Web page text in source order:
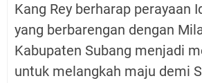
Kang Rey berharap perayaan
yang berbarengan dengan
Kabupaten Subang menjadi
untuk melangkah maju demi